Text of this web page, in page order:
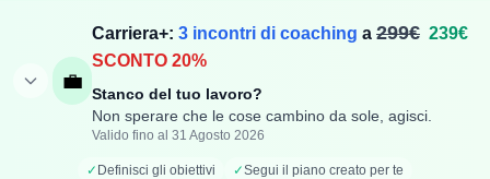
💼
Carriera+: 3 incontri di coaching a 299€ 239€
SCONTO 20%
Stanco del tuo lavoro?
Non sperare che le cose cambino da sole, agisci.
Valido fino al 31 Agosto 2026
✓ Definisci gli obiettivi ✓Segui il piano creato per te
Aggiungi Compenso
Stipendi Dipendenti
Fatturati Partite IVA
Stipendi
Classifica Aziende
Mappa Stipendi Italia